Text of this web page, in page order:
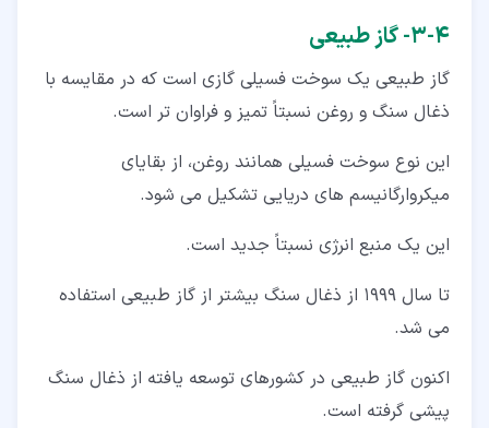
۴‏-‏۳‏- گاز طبیعی
گاز طبیعی یک سوخت فسیلی گازی است که در مقایسه با
ذغال سنگ و روغن نسبتاً تمیز و فراوان تر است.
این نوع سوخت فسیلی همانند روغن، از بقایای
میکروارگانیسم های دریایی تشکیل می شود.
این یک منبع انرژی نسبتاً جدید است.
تا سال 1999 از ذغال سنگ بیشتر از گاز طبیعی استفاده
می شد.
اکنون گاز طبیعی در کشورهای توسعه یافته از ذغال سنگ
پیشی گرفته است.